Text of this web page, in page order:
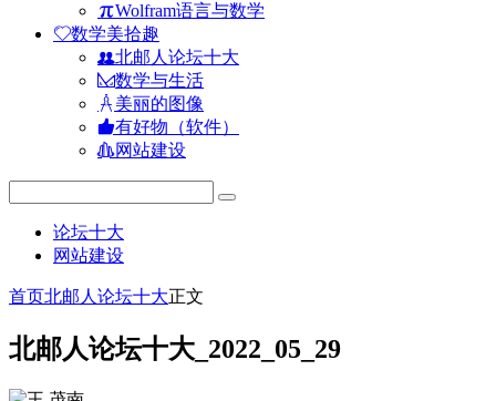
Wolfram语言与数学
数学美拾趣
北邮人论坛十大
数学与生活
美丽的图像
有好物（软件）
网站建设
论坛十大
网站建设
首页北邮人论坛十大正文
北邮人论坛十大_2022_05_29